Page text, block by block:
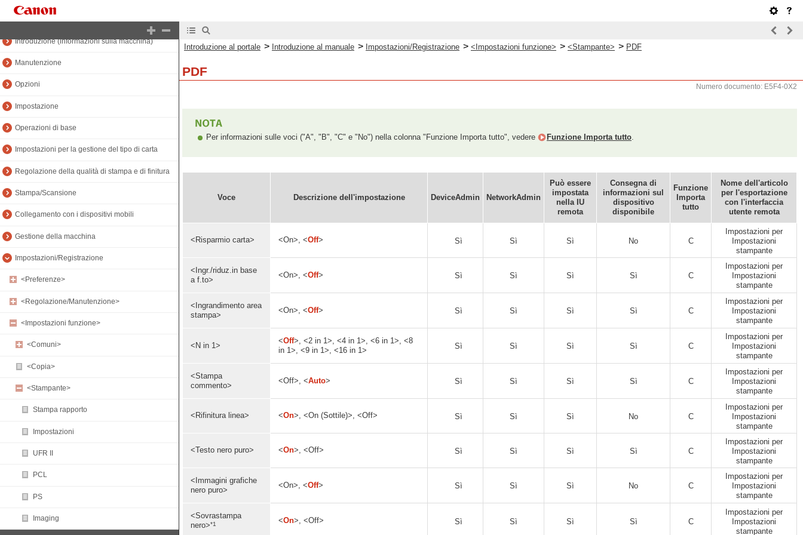
Introduzione (informazioni sulla macchina)
Manutenzione
Opzioni
Impostazione
Operazioni di base
Impostazioni per la gestione del tipo di carta
Regolazione della qualità di stampa e di finitura
Stampa/Scansione
Collegamento con i dispositivi mobili
Gestione della macchina
Impostazioni/Registrazione
<Preferenze>
<Regolazione/Manutenzione>
<Impostazioni funzione>
<Comuni>
<Copia>
<Stampante>
Stampa rapporto
Impostazioni
UFR II
PCL
PS
Imaging
Introduzione al portale > Introduzione al manuale > Impostazioni/Registrazione > <Impostazioni funzione> > <Stampante> > PDF
PDF
Numero documento: E5F4-0X2
Per informazioni sulle voci ("A", "B", "C" e "No") nella colonna "Funzione Importa tutto", vedere Funzione Importa tutto.
Voce Descrizione dell'impostazione DeviceAdmin NetworkAdmin
Può essere
impostata
nella IU
remota
Consegna di
informazioni sul
dispositivo
disponibile
Funzione
Importa
tutto
Nome dell'articolo
per l'esportazione
con l'interfaccia
utente remota
<Risparmio carta> <On>, <Off> Sì Sì Sì No C
Impostazioni per
Impostazioni
stampante
<Ingr./riduz.in base
a f.to>
<On>, <Off> Sì Sì Sì Sì C
Impostazioni per
Impostazioni
stampante
<Ingrandimento area
stampa>
<On>, <Off> Sì Sì Sì Sì C
Impostazioni per
Impostazioni
stampante
<N in 1>
<Off>, <2 in 1>, <4 in 1>, <6 in 1>, <8
in 1>, <9 in 1>, <16 in 1>
Sì Sì Sì Sì C
Impostazioni per
Impostazioni
stampante
<Stampa
commento>
<Off>, <Auto> Sì Sì Sì Sì C
Impostazioni per
Impostazioni
stampante
<Rifinitura linea> <On>, <On (Sottile)>, <Off> Sì Sì Sì No C
Impostazioni per
Impostazioni
stampante
<Testo nero puro> <On>, <Off> Sì Sì Sì Sì C
Impostazioni per
Impostazioni
stampante
<Immagini grafiche
nero puro>
<On>, <Off> Sì Sì Sì No C
Impostazioni per
Impostazioni
stampante
<Sovrastampa
nero>*1 <On>, <Off> Sì Sì Sì Sì C
Impostazioni per
Impostazioni
stampante